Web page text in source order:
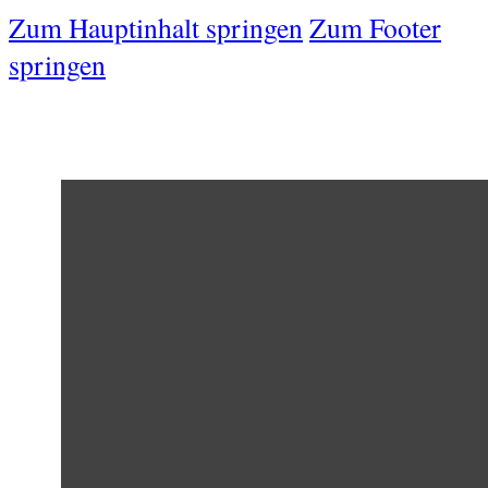
Zum Hauptinhalt springenZum Footer
springen